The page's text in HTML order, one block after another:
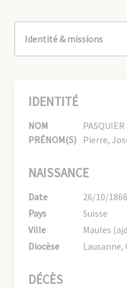
IDENTITÉ
NOM
PASQUIER
PRÉNOM(S) Pierre,
NAISSANCE
Date
26/10/
Pays
Suisse
Ville
Maules
Diocèse
Lausanne,
DÉCÈS